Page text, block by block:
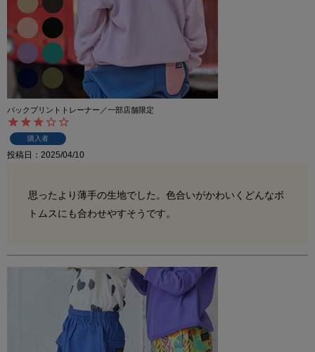
バックプリントトレーナー／一部店舗限定
購入者
投稿日 2025/04/10
思ったより薄手の生地でした。色合いがかわいくどんなボ
トムスにも合わせやすそうです。